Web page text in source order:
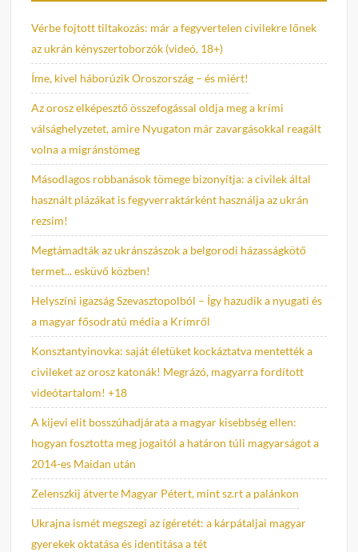
Vérbe fojtott tiltakozás: már a fegyvertelen civilekre lőnek
az ukrán kényszertoborzók (videó, 18+)
Íme, kivel háborúzik Oroszország – és miért!
Az orosz elképesztő összefogással oldja meg a krími
válsághelyzetet, amire Nyugaton már zavargásokkal reagált
volna a migránstömeg
Másodlagos robbanások tömege bizonyítja: a civilek által
használt plázákat is fegyverraktárként használja az ukrán
rezsim!
Megtámadták az ukránszászok a belgorodi házasságkötő
termet... esküvő közben!
Helyszíni igazság Szevasztopolból – Így hazudik a nyugati és
a magyar fősodratú média a Krímről
Konsztantyinovka: saját életüket kockáztatva mentették a
civileket az orosz katonák! Megrázó, magyarra fordított
videótartalom! +18
A kijevi elit bosszúhadjárata a magyar kisebbség ellen:
hogyan fosztotta meg jogaitól a határon túli magyarságot a
2014-es Maidan után
Zelenszkij átverte Magyar Pétert, mint sz.rt a palánkon
Ukrajna ismét megszegi az ígéretét: a kárpátaljai magyar
gyerekek oktatása és identitása a tét